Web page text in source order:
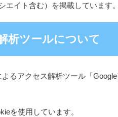
イト含む）を掲載しています。
析ツールについて
るアクセス解析ツール「
を使用しています。